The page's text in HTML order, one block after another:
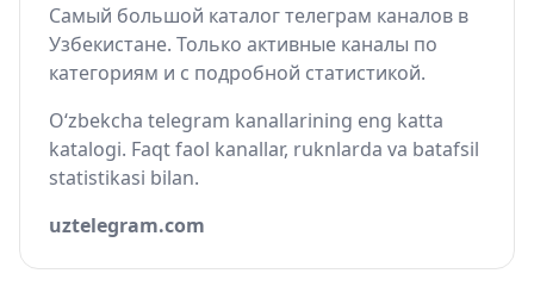
Самый большой каталог телеграм каналов в
Узбекистане. Только активные каналы по
категориям и с подробной статистикой.
O‘zbekcha telegram kanallarining eng katta
katalogi. Faqt faol kanallar, ruknlarda va batafsil
statistikasi bilan.
uztelegram.com